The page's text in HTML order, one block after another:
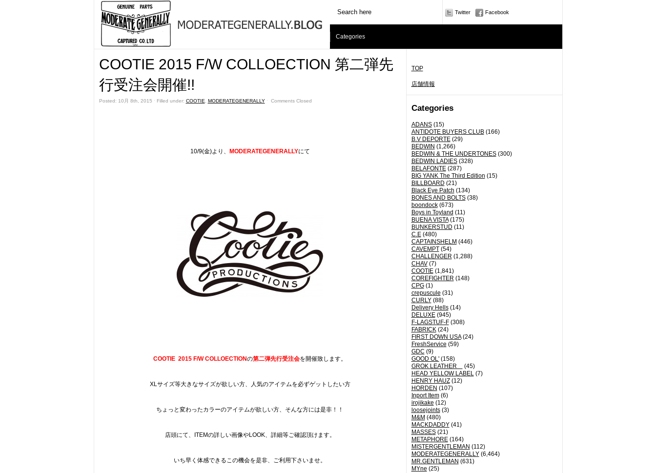
Twitter Facebook
Categories
TOP
店舗情報
Categories
ADANS(15)
ANTIDOTE BUYERS CLUB(166)
B.V DEPORTE(29)
BEDWIN (1,266)
BEDWIN & THE UNDERTONES(300)
BEDWIN LADIES(328)
BELAFONTE(287)
BIG YANK The Third Edition (15)
BILLBOARD (21)
Black Eye Patch (134)
BONES AND BOLTS(38)
boondock(673)
Boys in Toyland (11)
BUENA VISTA(175)
BUNKERSTUD (11)
C.E(480)
CAPTAINSHELM (446)
CAVEMPT(54)
CHALLENGER (1,288)
CHAV(7)
COOTIE(1,841)
COREFIGHTER (148)
CPG(1)
crepuscule (31)
CURLY(88)
Delivery Hells(14)
DELUXE(945)
F-LAGSTUF-F(308)
FABRICK(24)
FIRST DOWN USA(24)
FreshService (59)
GDC (9)
GOOD OL'(158)
GROK LEATHER
(45)
HEAD YELLOW LABEL(7)
HENRY HAUZ(12)
HORDEN (107)
Inport Item(6)
irojikake (12)
loosejoints(3)
M&M (480)
MACKDADDY(41)
MASSES(21)
METAPHORE(164)
MISTERGENTLEMAN (112)
MODERATEGENERALLY(6,464)
MR.GENTLEMAN (631)
MYne (25)
COOTIE 2015 F/W COLLOECTION 第二弾先
行受注会開催!!
Posted: 10月 8th, 2015 ˑ Filled under: COOTIE MODERATEGENERALLYˑ Comments Closed
10/9(金)より、 MODERATEGENERALLYにて
COOTIE 2015 F/W COLLOECTIONの第二弾先行受注会を開催致します。
XLサイズ等大きなサイズが欲しい方、人気のアイテムを必ずゲットしたい方
ちょっと変わったカラーのアイテムが欲しい方、そんな方には是非！！
店頭にて、ITEMの詳しい画像やLOOK、詳細等ご確認頂けます。
いち早く体感できるこの機会を是非、ご利用下さいませ。